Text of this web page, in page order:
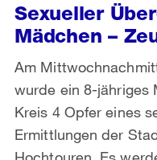
Sexueller
Mädchen –
Am
wurde ein 8-jähriges
Kreis 4 Opfer eines
Ermittlungen der
Hochtouren. Es